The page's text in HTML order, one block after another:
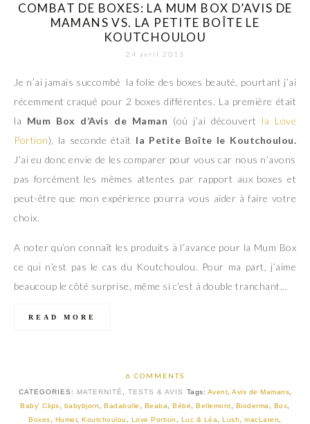
COMBAT DE BOXES: LA MUM BOX D’AVIS DE
MAMANS VS. LA PETITE BOÎTE LE
KOUTCHOULOU
24 avril 2013
Je n’ai jamais succombé la folie des boxes beauté, pourtant j’ai
récemment craqué pour 2 boxes différentes. La première était
la Mum Box d’Avis de Maman (où j’ai découvert la Love
Portion), la seconde était la Petite Boîte le Koutchoulou.
J’ai eu donc envie de les comparer pour vous car nous n’avons
pas forcément les mêmes attentes par rapport aux boxes et
peut-être que mon expérience pourra vous aider à faire votre
choix.
A noter qu’on connaît les produits à l’avance pour la Mum Box
ce qui n’est pas le cas du Koutchoulou. Pour ma part, j’aime
beaucoup le côté surprise, même si c’est à double tranchant…
READ MORE
6 COMMENTS
CATEGORIES: MATERNITÉ TESTS & AVIS Tags: Avent Avis de Mamans
Baby' Clips
babybjorn ,Badabulle Beaba ,Bébé ,Bellemont Bioderma Box
Boxes
Humer,Koutchoulou Love Portion Luc & Léa ,Lush ,macLaren